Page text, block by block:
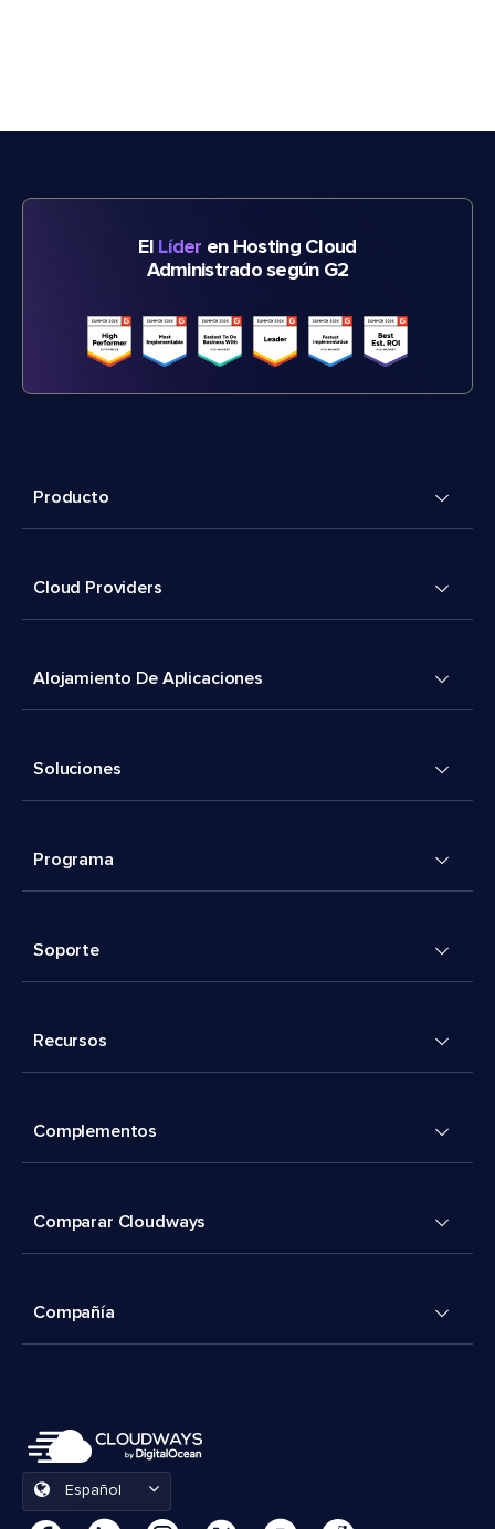
El Líder en Hosting Cloud
Administrado según G2
Producto
Cloud Providers
Alojamiento De Aplicaciones
Soluciones
Programa
Soporte
Recursos
Complementos
Comparar Cloudways
Compañía
Español